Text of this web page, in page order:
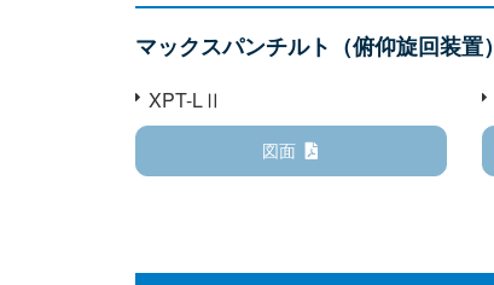
マックスパンチルト（俯仰旋回装置）
XPT-LⅡ
図面